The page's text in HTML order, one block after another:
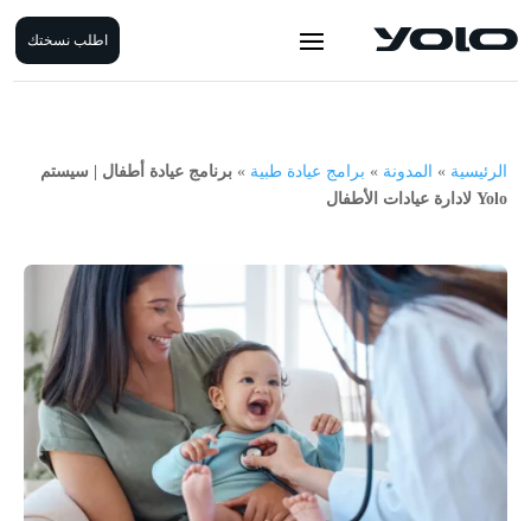
اطلب نسختك
الرئيسية » المدونة » برامج عيادة طبية » برنامج عيادة أطفال | سيستم
Yolo لادارة عيادات الأطفال